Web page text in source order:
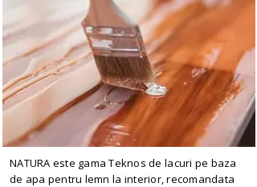
NATURA este gama Teknos de lacuri pe baza
de apa pentru lemn la interior, recomandata